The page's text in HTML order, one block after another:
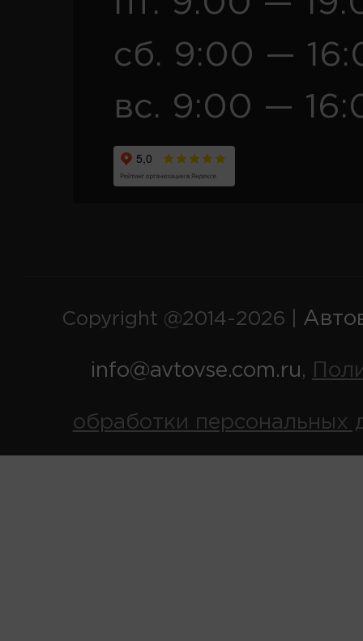
сб. 9:00 —
вс. 9:00 —
Copyright @2014-2026 |
info@avtovse.com.ru,
обработки персональных